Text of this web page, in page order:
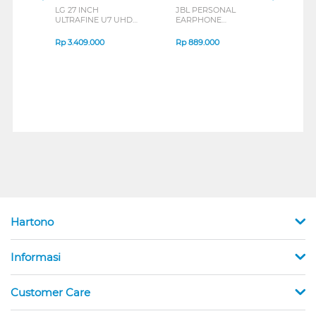
LG 27 INCH
ULTRAFINE U7 UHD
B_G3
Rp3.409.000
JBL PERSONAL
EARPHONE
SERIES
Rp889.000
Hartono
Informasi
Customer Care